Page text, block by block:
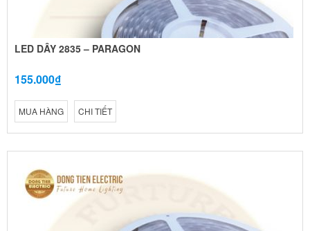
LED DÂY 2835 – PARAGON
155.000₫
MUA HÀNG CHI TIẾT